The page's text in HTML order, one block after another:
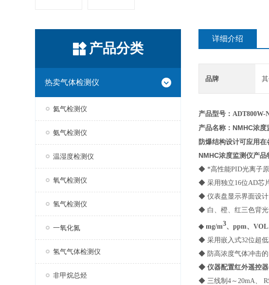
产品分类
热卖气体检测仪
氦气检测仪
氨气检测仪
温湿度检测仪
氧气检测仪
氢气检测仪
一氧化氮
氢气气体检测仪
非甲烷总烃
详细介绍
品牌
产品型号：ADT800W-
产品名称： NMHC浓度
防爆结构设计可应用
NMHC浓度监测仪产品
◆ *高性能PID光离子原
◆ 采用独立16位AD芯
◆ 仪表盘显示界面设计
◆ 白、橙、红三色背光
◆ mg/m3、ppm、VOL
◆ 采用嵌入式32位超低
◆ 防高浓度气体冲击的
◆ 仪器配置红外遥控器
◆ 三线制4～20mA、